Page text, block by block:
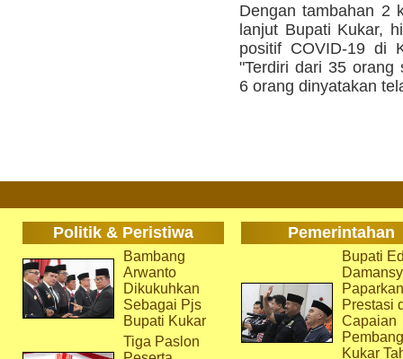
Dengan tambahan 2
lanjut Bupati Kukar,
positif COVID-19 di
"Terdiri dari 35 orang
6 orang dinyatakan
Politik & Peristiwa Pemerintahan
Bambang
Arwanto
Dikukuhkan
Sebagai Pjs
Bupati Kukar
Tiga Paslon
Bupati
Paparkan
Prestasi
Capaian
Kukar